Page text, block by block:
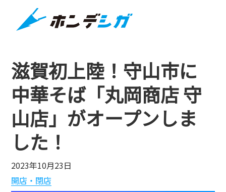
滋賀初上陸！守山市に
中華そば「丸岡商店 守
山店」がオープンしま
した！
2023年10月23日
開店・閉店